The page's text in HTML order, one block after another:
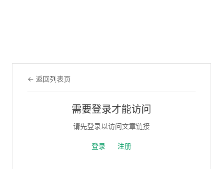
← 返回列表页
需要登录才能访问
请先登录以访问文章链接
登录 注册